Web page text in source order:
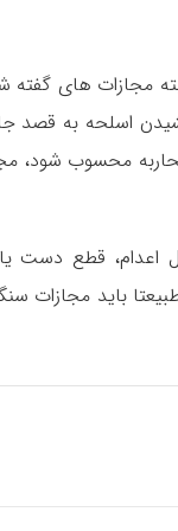
پی داشته باشد. البته مجازات های
اسلحه به قصد
محسوب شود،
اعدام، قطع دست
باید مجازات